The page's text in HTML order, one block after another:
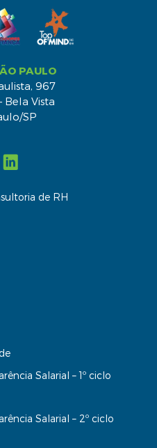
PAULO
967
Bela Vista
SP
de RH
Salarial – 1º ciclo
Salarial – 2º ciclo